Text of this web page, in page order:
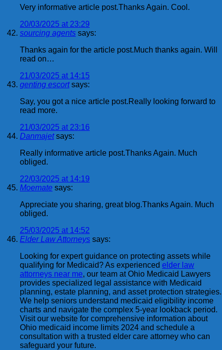
Very informative article post.Thanks Again. Cool.
20/03/2025 at 23:29
sourcing agents says:
Thanks again for the article post.Much thanks again. Will
read on…
21/03/2025 at 14:15
genting escort says:
Say, you got a nice article post.Really looking forward to
read more.
21/03/2025 at 23:16
Danmajet says:
Really informative article post.Thanks Again. Much
obliged.
22/03/2025 at 14:19
Moemate says:
Appreciate you sharing, great blog.Thanks Again. Much
obliged.
25/03/2025 at 14:52
Elder Law Attorneys says:
Looking for expert guidance on protecting assets while
qualifying for Medicaid? As experienced elder law
attorneys near me, our team at Ohio Medicaid Lawyers
provides specialized legal assistance with Medicaid
planning, estate planning, and asset protection strategies.
We help seniors understand medicaid eligibility income
charts and navigate the complex 5-year lookback period.
Visit our website for comprehensive information about
Ohio medicaid income limits 2024 and schedule a
consultation with a trusted elder care attorney who can
safeguard your future.